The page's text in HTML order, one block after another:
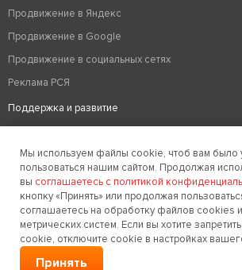
Продвижение в Яндекс
Продвижение в Google
Продвижение в социальных сетях
Реклама РСЯ
Поддержка и развитие
Вывод из бана
Техподдержка сайтов
Редизайн сайтов
Хостинг
Оптимизация сайтов
Мы используем файлы cookie, чтоб вам было
пользоваться нашим сайтом. Продолжая
вы соглашаетесь с политикой
кнопку «Принять» или продолжая
соглашаетесь на обработку файлов cookies
метрических систем. Если вы хотите
cookie, отключите cookie в настройках
Принять